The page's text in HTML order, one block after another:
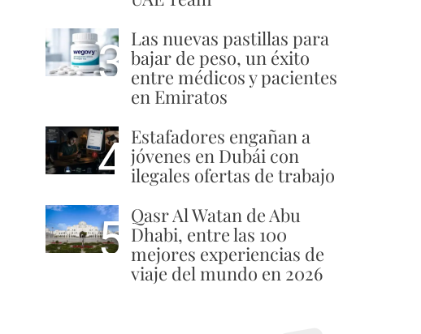
3 Las nuevas pastillas para
bajar de peso, un éxito
entre médicos y pacientes
en Emiratos
4 Estafadores engañan a
jóvenes en Dubái con
ilegales ofertas de trabajo
5 Qasr Al Watan de Abu
Dhabi, entre las 100
mejores experiencias de
viaje del mundo en 2026